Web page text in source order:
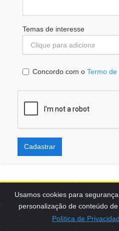
Usamos cookies para
personalização de conteúdo
Política de
Temas de interesse
Concordo com o Termo
Cadastrar
SCES, TRECHO 02, LOTE 22 CEP:
61 3108-7000 / FBB@FBB.ORG.BR